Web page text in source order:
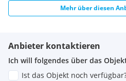
Mehr über diesen
Anbieter kontaktieren
Ich will folgendes über das
Ist das Objekt noch